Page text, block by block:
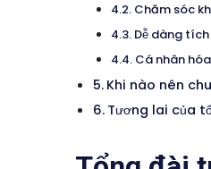
Chăm sóc
Dễ dàng
Cá nhân
Khi nào nên
Tương lai của